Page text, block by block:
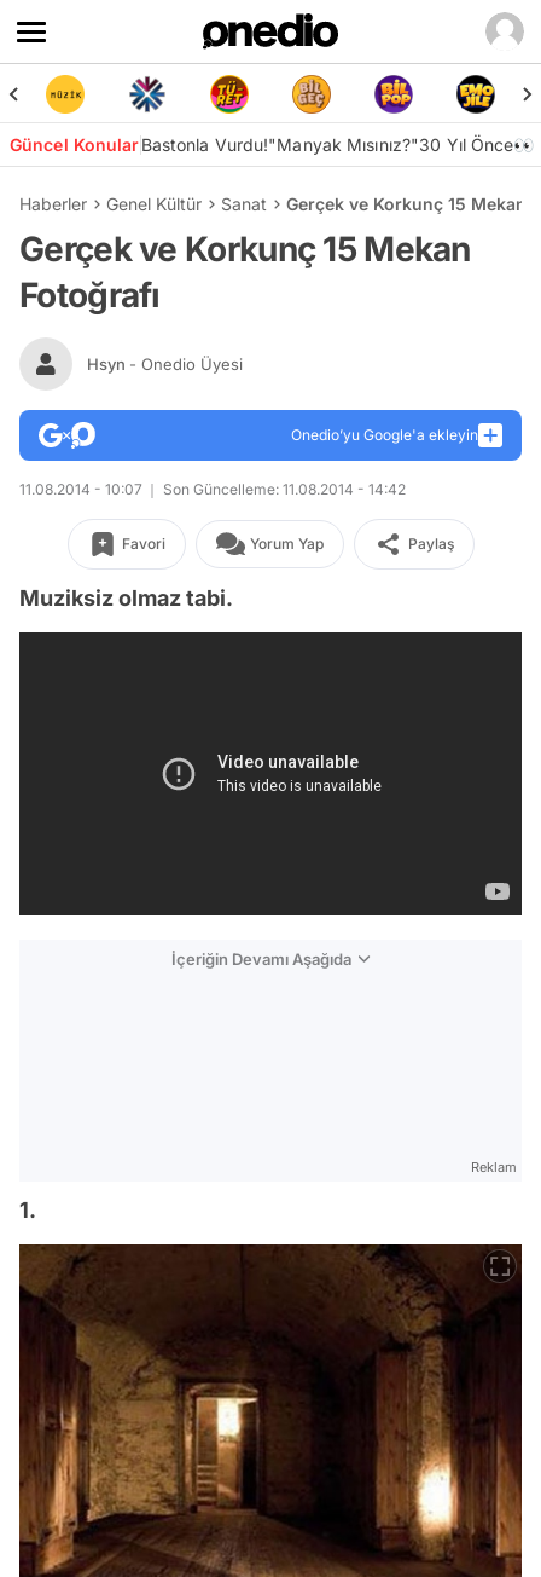
Güncel KonularBastonla Vurdu!"Manyak Mısınız?"30 Yıl Önce👀
Haberler Genel Kültür Sanat Gerçek ve Korkunç 15 Mekan
Gerçek ve Korkunç 15 Mekan
Fotoğrafı
Hsyn - Onedio Üyesi
Onedio’yu Google'a ekleyin
11.08.2014 - 10:07 Son Güncelleme: 11.08.2014 - 14:42
Favori Yorum Yap Paylaş
Muziksiz olmaz tabi.
İçeriğin Devamı Aşağıda
Reklam
1.